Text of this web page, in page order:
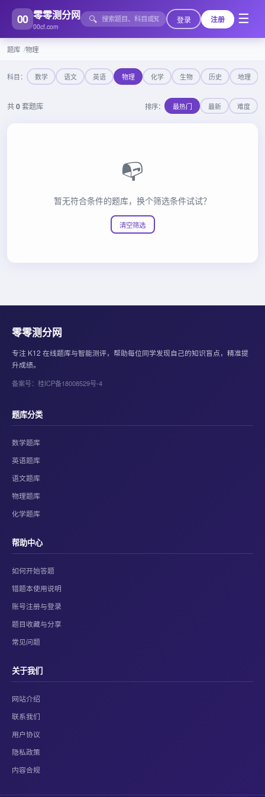
00 零零测分网
00cf.com
🔍 登录 注册 ☰
题库 物理
科目： 数学 语文 英语 物理 化学 生物 历史 地理
共0套题库 排序： 最热门 最新 难度
📭
暂无符合条件的题库，换个筛选条件试试？
清空筛选
零零测分网
专注 K12 在线题库与智能测评，帮助每位同学发现自己的知识盲点，精准提
升成绩。
备案号：桂ICP备18008529号-4
题库分类
数学题库
英语题库
语文题库
物理题库
化学题库
帮助中心
如何开始答题
错题本使用说明
账号注册与登录
题目收藏与分享
常见问题
关于我们
网站介绍
联系我们
用户协议
隐私政策
内容合规